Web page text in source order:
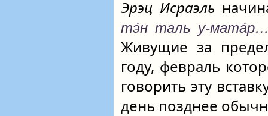
Эрэц Исраэль
тэ́н таль у-
Живущие за
году, февраль
говорить эту
день позднее